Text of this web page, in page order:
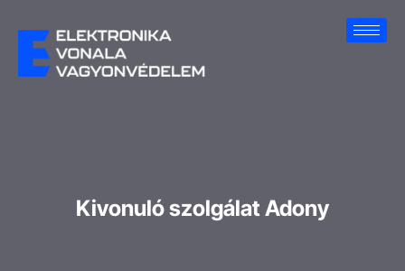
Kivonuló szolgálat Adony